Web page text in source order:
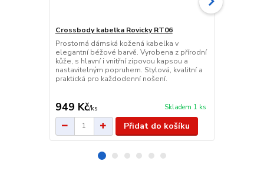
Crossbody kabelka Rovicky RT06
Prostorná dámská kožená kabelka v
elegantní béžové barvě. Vyrobena z přírodní
kůže, s hlavní i vnitřní zipovou kapsou a
nastavitelným popruhem. Stylová, kvalitní a
praktická pro každodenní nošení.
949 Kč/ks Skladem 1 ks
Přidat do košíku